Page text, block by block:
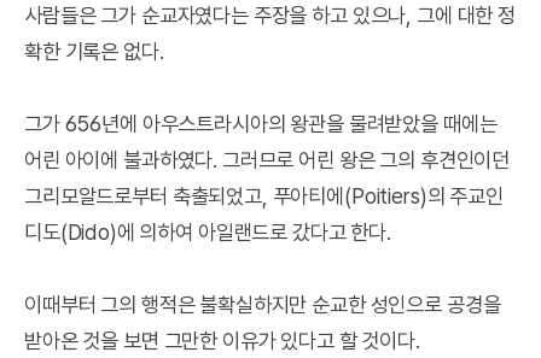
사람들은 그가 순교자였다는 주장을 하고 있으나, 그에 대한 정
확한 기록은 없다.
그가 656년에 아우스트라시아의 왕관을 물려받았을 때에는
어린 아이에 불과하였다. 그러므로 어린 왕은 그의 후견인이던
그리모알드로부터 축출되었고, 푸아티에(Poitiers)의 주교인
디도(Dido)에 의하여 아일랜드로 갔다고 한다.
이때부터 그의 행적은 불확실하지만 순교한 성인으로 공경을
받아온 것을 보면 그만한 이유가 있다고 할 것이다.